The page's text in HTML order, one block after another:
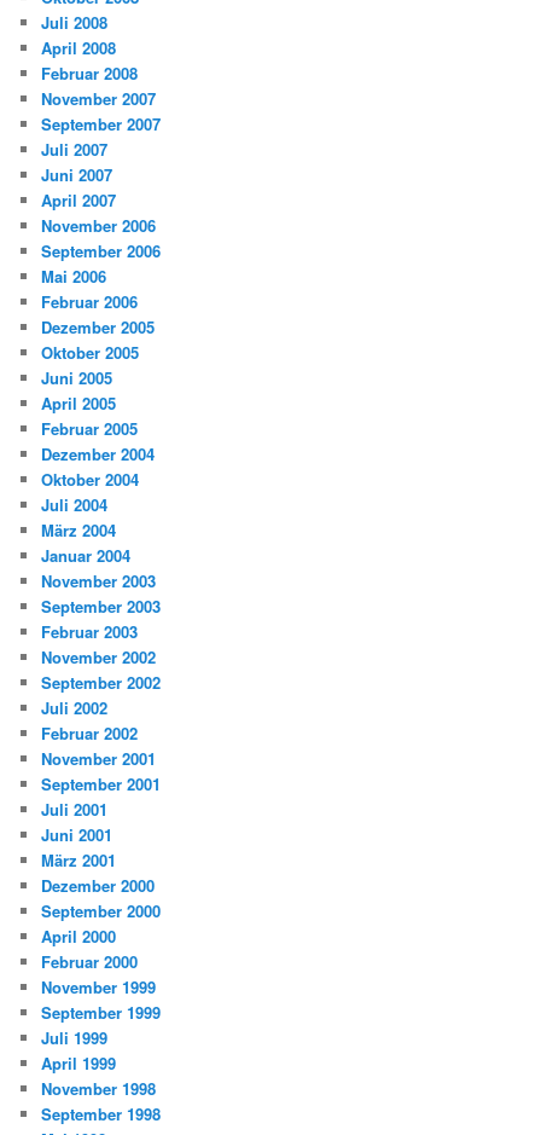
Juli 2008
April 2008
Februar 2008
November 2007
September 2007
Juli 2007
Juni 2007
April 2007
November 2006
September 2006
Mai 2006
Februar 2006
Dezember 2005
Oktober 2005
Juni 2005
April 2005
Februar 2005
Dezember 2004
Oktober 2004
Juli 2004
März 2004
Januar 2004
November 2003
September 2003
Februar 2003
November 2002
September 2002
Juli 2002
Februar 2002
November 2001
September 2001
Juli 2001
Juni 2001
März 2001
Dezember 2000
September 2000
April 2000
Februar 2000
November 1999
September 1999
Juli 1999
April 1999
November 1998
September 1998